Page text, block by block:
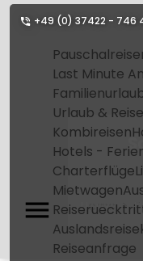
+49 (0) 37422 - 746
Last Minute
Urlaub &
Kombireisen
Hotels -
Charterflüge
Mietwagen
Reiseanfrage
Home